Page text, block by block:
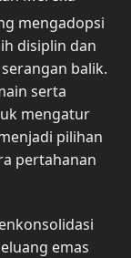
mengadopsi
disiplin dan
balik.
serta
mengatur
pilihan
pertahanan
emas